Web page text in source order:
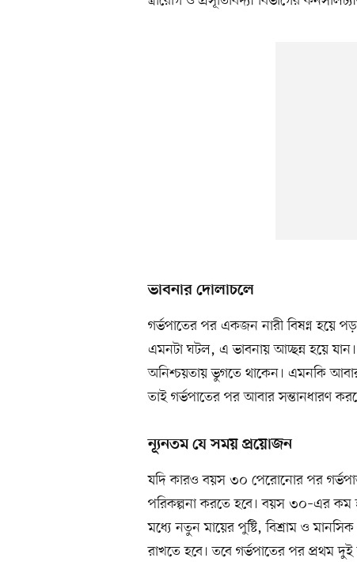
ভাবনার দোলাচলে
গর্ভপাতের পর একজন নারী বিষণ্ন হয়ে
এমনটা ঘটল, এ ভাবনায় আচ্ছন্ন হয়ে
অনিশ্চয়তায় ভুগতে থাকেন। এমনকি
তাই গর্ভপাতের পর আবার সন্তানধারণ
ন্যূনতম যে সময় প্রয়োজন
যদি কারও বয়স ৩০ পেরোনোর পর
পরিকল্পনা করতে হবে। বয়স ৩০–এর
মধ্যে নতুন মায়ের পুষ্টি, বিশ্রাম ও
রাখতে হবে। তবে গর্ভপাতের পর প্রথম